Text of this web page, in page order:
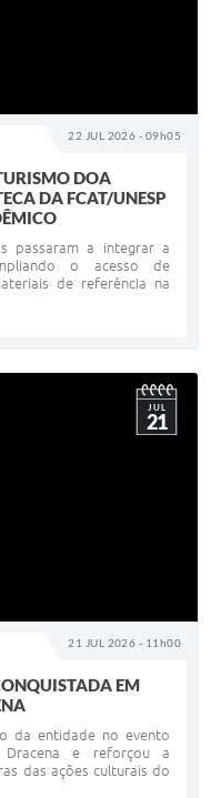
22 JUL 2026 - 09h05
DOA
DA FCAT/UNESP
passaram a integrar a
o acesso de
de referência na
21 JUL 2026 - 11h00
JUL
21
EM
da entidade no evento
e reforçou a
das ações culturais do